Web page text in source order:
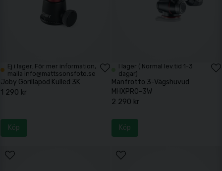
När används 3-vägshuvud?
Den här typen av stativhuvud används ofta vid landskapsfoto,
Skillnad mot kulled
En kulled är snabb och flexibel, men kan vara svårare att finjustera
mer precision eftersom varje rörelse styrs separat.
Valet handlar därför om hur ni arbetar – tempo eller noggrannhet.
Ej i lager. För mer information,
maila info@mattssonsfoto.se
Joby Gorillapod Kulled 3K
1 290 kr
Köp
I lager ( Normal lev.tid 1-3
dagar)
Manfrotto 3-Vägshuvud
MHXPRO-3W
2 290 kr
Köp